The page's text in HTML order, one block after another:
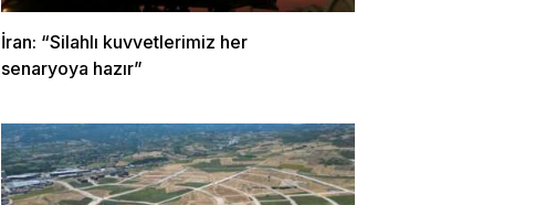
İran: “Silahlı kuvvetlerimiz her
senaryoya hazır”